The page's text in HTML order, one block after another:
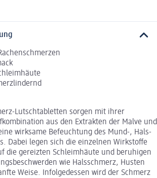
Lutschtabletten sorgen mit ihrer
aus den Extrakten der Malve und
wirksame Befeuchtung des Mund-, Hals-
Dabei legen sich die einzelnen Wirkstoffe
die gereizten Schleimhäute und beruhigen
wie Halsschmerz, Husten
Weise. Infolgedessen wird der Schmerz